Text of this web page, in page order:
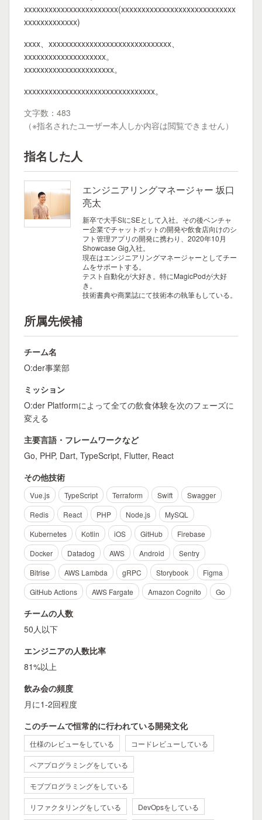
xxxxxxxxxxxxxxxxxxxxxxx(xxxxxxxxxxxxxxxxxxxxxxxxxxxx
xxxxxxxxxxxxx)
xxxx、xxxxxxxxxxxxxxxxxxxxxxxxxxxxxx、
xxxxxxxxxxxxxxxxxxxx。
xxxxxxxxxxxxxxxxxxxxxx。
xxxxxxxxxxxxxxxxxxxxxxxxxxxxxxxx。
文字数：483
（※指名されたユーザー本人しか内容は閲覧できません）
指名した人
エンジニアリングマネージャー 坂口
亮太
新卒で大手SIにSEとして入社。その後ベンチャ
ー企業でチャットボットの開発や飲食店向けのシ
フト管理アプリの開発に携わり、2020年10月
Showcase Gig入社。
現在はエンジニアリングマネージャーとしてチー
ムをサポートする。
テスト自動化が大好き。特にMagicPodが大好
き。
技術書典や商業誌にて技術本の執筆もしている。
所属先候補
チーム名
O:der事業部
ミッション
O:der Platformによって全ての飲食体験を次のフェーズに
変える
主要言語・フレームワークなど
Go, PHP, Dart, TypeScript, Flutter, React
その他技術
Vue.js TypeScript Terraform Swift
Swagger
Redis
React PHP Node.js
MySQL
Kubernetes
Kotlin iOS GitHub
Firebase
Docker
Datadog AWS Android
Sentry
Bitrise
AWS Lambda gRPC Storybook
Figma
GitHub Actions
AWS Fargate Amazon Cognito Go
チームの人数
50人以下
エンジニアの人数比率
81%以上
飲み会の頻度
月に1-2回程度
このチームで恒常的に行われている開発文化
仕様のレビューをしている コードレビューしている
ペアプログラミングをしている
モブプログラミングをしている
リファクタリングをしている DevOpsをしている